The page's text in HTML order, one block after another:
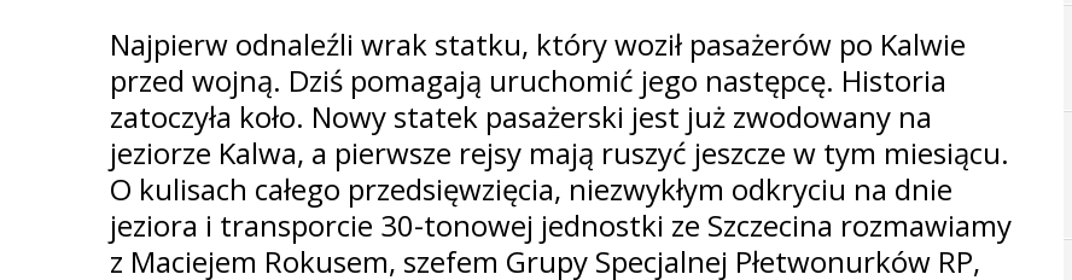
Najpierw odnaleźli wrak statku, który woził pasażerów po Kalwie
przed wojną. Dziś pomagają uruchomić jego następcę. Historia
zatoczyła koło. Nowy statek pasażerski jest już zwodowany na
jeziorze Kalwa, a pierwsze rejsy mają ruszyć jeszcze w tym miesiącu.
O kulisach całego przedsięwzięcia, niezwykłym odkryciu na dnie
jeziora i transporcie 30-tonowej jednostki ze Szczecina rozmawiamy
z Maciejem Rokusem, szefem Grupy Specjalnej Płetwonurków RP,